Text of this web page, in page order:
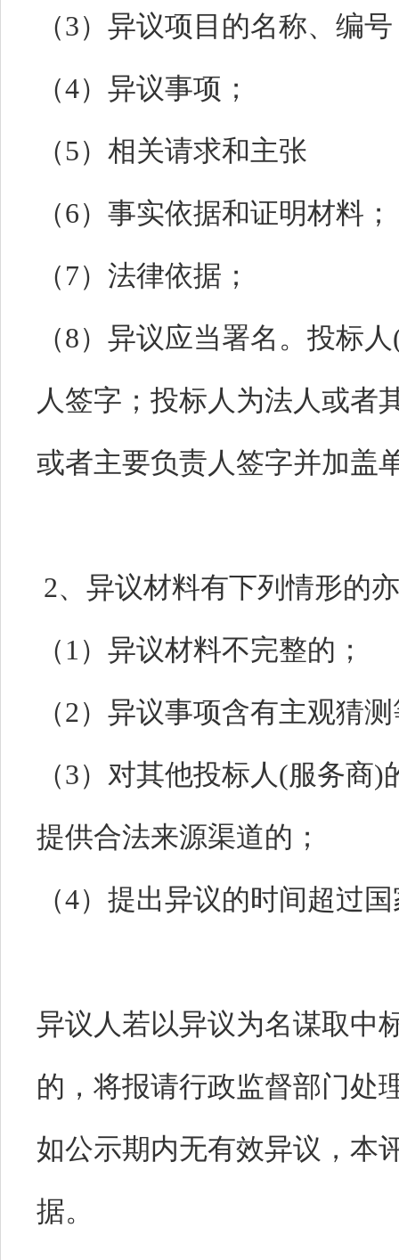
（3）异议项目的名称、编
（4）异议事项；
（5）相关请求和主张
（6）事实依据和证明材料；
（7）法律依据；
（8）异议应当署名。投标
人签字；投标人为法人或者
或者主要负责人签字并加盖
2、异议材料有下列情形的
（1）异议材料不完整的；
（2）异议事项含有主观猜
（3）对其他投标人(服务商
提供合法来源渠道的；
（4）提出异议的时间超过
异议人若以异议为名谋取中
的，将报请行政监督部门处
如公示期内无有效异议，本
据。